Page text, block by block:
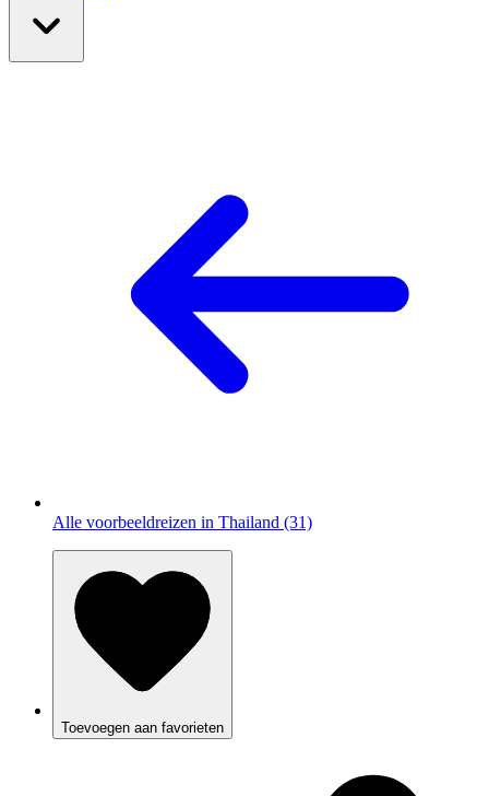
Alle voorbeeldreizen in Thailand (31)
Toevoegen aan favorieten